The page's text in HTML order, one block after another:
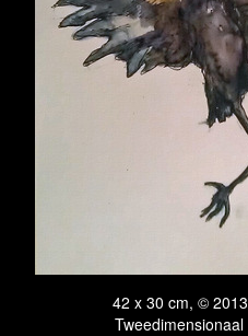
42 x 30 cm, ©